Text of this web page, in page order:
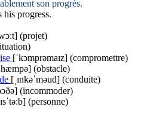
son progrès.
his progress.
(projet)
[ˈkɔmprəmaɪz] (compromettre)
(obstacle)
[ˌɪnkəˈməud] (conduite)
(incommoder)
(personne)